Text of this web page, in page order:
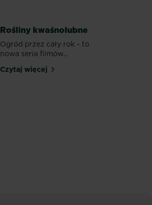
Rośliny kwaśnolubne
Ogród przez cały rok - to
nowa seria filmów...
Czytaj więcejRośliny kwaśnolubne